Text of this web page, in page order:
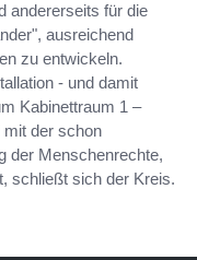
andererseits für die
ausreichend
zu entwickeln.
- und damit
Kabinettraum 1 –
mit der schon
der Menschenrechte,
schließt sich der Kreis.